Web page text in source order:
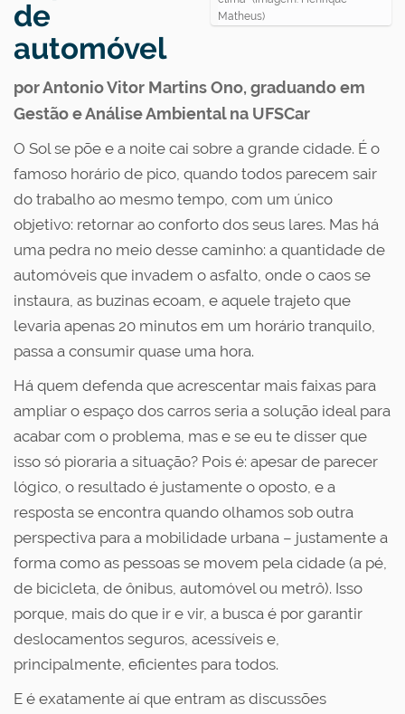
Matheus)
de
automóvel
por Antonio Vitor Martins Ono, graduando em
Gestão e Análise Ambiental na UFSCar
O Sol se põe e a noite cai sobre a grande cidade. É o
famoso horário de pico, quando todos parecem sair
do trabalho ao mesmo tempo, com um único
objetivo: retornar ao conforto dos seus lares. Mas há
uma pedra no meio desse caminho: a quantidade de
automóveis que invadem o asfalto, onde o caos se
instaura, as buzinas ecoam, e aquele trajeto que
levaria apenas 20 minutos em um horário tranquilo,
passa a consumir quase uma hora.
Há quem defenda que acrescentar mais faixas para
ampliar o espaço dos carros seria a solução ideal para
acabar com o problema, mas e se eu te disser que
isso só pioraria a situação? Pois é: apesar de parecer
lógico, o resultado é justamente o oposto, e a
resposta se encontra quando olhamos sob outra
perspectiva para a mobilidade urbana – justamente a
forma como as pessoas se movem pela cidade (a pé,
de bicicleta, de ônibus, automóvel ou metrô). Isso
porque, mais do que ir e vir, a busca é por garantir
deslocamentos seguros, acessíveis e,
principalmente, eficientes para todos.
E é exatamente aí que entram as discussões